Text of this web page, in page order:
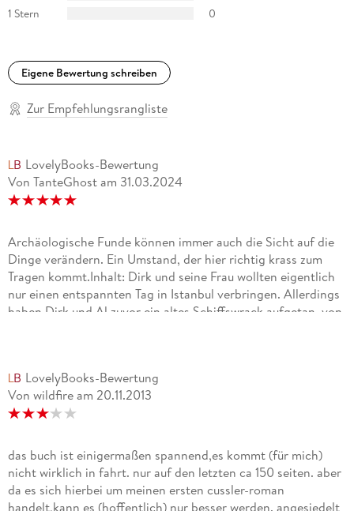
1 Stern
0
Eigene Bewertung schreiben
Zur Empfehlungsrangliste
LovelyBooks-Bewertung
Von TanteGhost am 31.03.2024
Archäologische Funde können immer auch die Sicht auf die
Dinge verändern. Ein Umstand, der hier richtig krass zum
Tragen kommt.Inhalt: Dirk und seine Frau wollten eigentlich
nur einen entspannten Tag in Istanbul verbringen. Allerdings
haben Dirk und Al zuvor ein altes Schiffswrack aufgetan, von
dem auch Loren entführt wird. - Pitt kann seine Frau recht
zeitnah retten, aber einer seiner geborgenen Schätze wurde
aus dem Büro gestohlen, was dem Dieb jetzt ermöglicht,
Handlung bleiben auch Dirk seine Kinder, Summer und Dirk,
nicht von fanatischen gläubigen Eiferern verschont. Dirk
muss einen Überfall bei einer Ausgrabungsstätte erleben und
Summer wird von einem Archäologenkollegen bestohlen, als
LovelyBooks-Bewertung
Von wildfire am 20.11.2013
das buch ist einigermaßen spannend,es kommt (für mich)
nicht wirklich in fahrt. nur auf den letzten ca 150 seiten. aber
da es sich hierbei um meinen ersten cussler-roman
handelt,kann es (hoffentlich) nur besser werden. angesiedelt